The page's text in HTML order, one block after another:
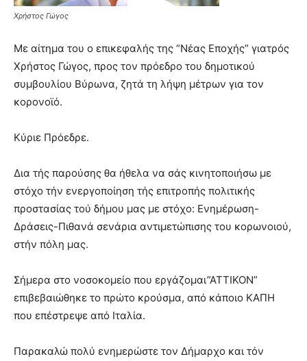
lyons
you
meaning
of
pain.
porn
Χρήστος Γώγος
Με αίτημα του ο επικεφαλής της “Νέας Εποχής” γιατρός
Χρήστος Γώγος, προς τον πρόεδρο του δημοτικού
συμβουλίου Βύρωνα, ζητά τη λήψη μέτρων για τον
κορονοϊό.
Κύριε Πρόεδρε.
Δια τής παρούσης θα ήθελα να σάς κινητοποιήσω με
στόχο τήν ενεργοποίηση τής επιτροπής πολιτικής
προστασίας τού δήμου μας με στόχο: Ενημέρωση-
Δράσεις-Πιθανά σενάρια αντιμετώπισης του κορωνοιού,
στήν πόλη μας.
Σήμερα στο νοσοκομείο που εργάζομαι”ΑΤΤΙΚΟΝ”
επιβεβαιώθηκε το πρώτο κρούσμα, από κάποιο ΚΑΠΗ
που επέστρεψε από Ιταλία.
Παρακαλώ πολύ ενημερώστε τον Δήμαρχο και τόν